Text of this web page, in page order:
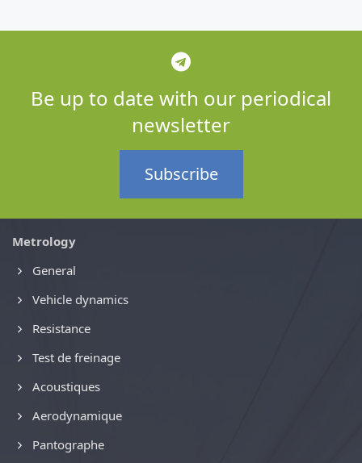
Be up to date with our periodical
newsletter
Subscribe
Metrology
General
Vehicle dynamics
Resistance
Test de freinage
Acoustiques
Aerodynamique
Pantographe